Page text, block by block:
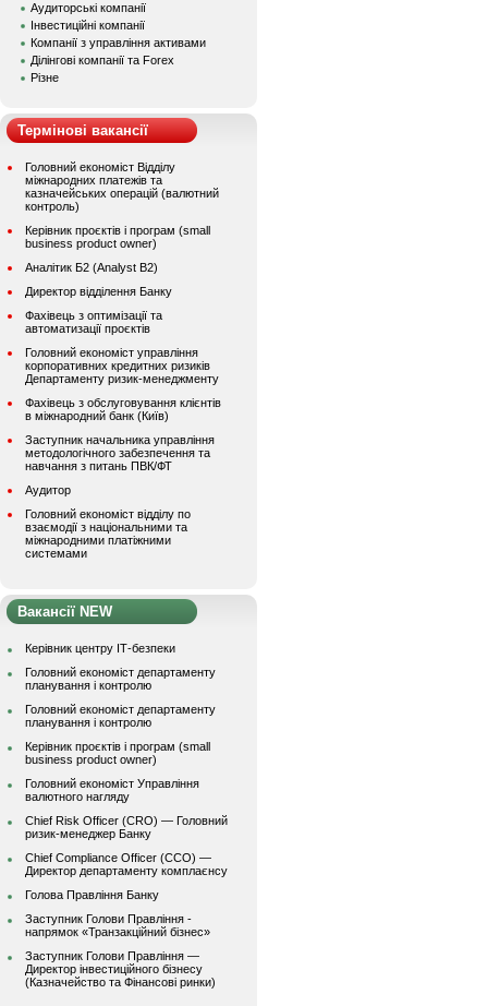
Аудиторські компанії
Інвестиційні компанії
Компанії з управління активами
Ділінгові компанії та Forex
Різне
Термінові вакансії
Головний економіст Відділу
міжнародних платежів та
казначейських операцій (валютний
контроль)
Керівник проєктів і програм (small
business product owner)
Аналітик Б2 (Analyst B2)
Директор відділення Банку
Фахівець з оптимізації та
автоматизації проєктів
Головний економіст управління
корпоративних кредитних ризиків
Департаменту ризик-менеджменту
Фахівець з обслуговування клієнтів
в міжнародний банк (Київ)
Заступник начальника управління
методологічного забезпечення та
навчання з питань ПВК/ФТ
Аудитор
Головний економіст відділу по
взаємодії з національними та
міжнародними платіжними
системами
Вакансії NEW
Керівник центру ІТ-безпеки
Головний економіст департаменту
планування і контролю
Головний економіст департаменту
планування і контролю
Керівник проєктів і програм (small
business product owner)
Головний економіст Управління
валютного нагляду
Chief Risk Officer (CRO) — Головний
ризик-менеджер Банку
Chief Compliance Officer (CCO) —
Директор департаменту комплаєнсу
Голова Правління Банку
Заступник Голови Правління -
напрямок «Транзакційний бізнес»
Заступник Голови Правління —
Директор інвестиційного бізнесу
(Казначейство та Фінансові ринки)